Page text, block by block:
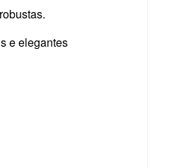
e elegantes